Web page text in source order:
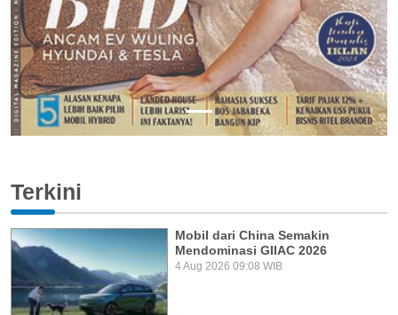
Terkini
Mobil dari China Semakin
Mendominasi GIIAC 2026
4 Aug 2026 09:08 WIB